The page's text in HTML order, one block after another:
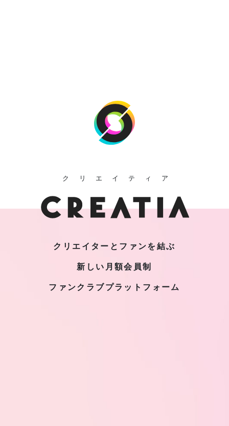
クリエイティア
クリエイターとファンを結ぶ
新しい月額会員制
ファンクラブプラットフォーム